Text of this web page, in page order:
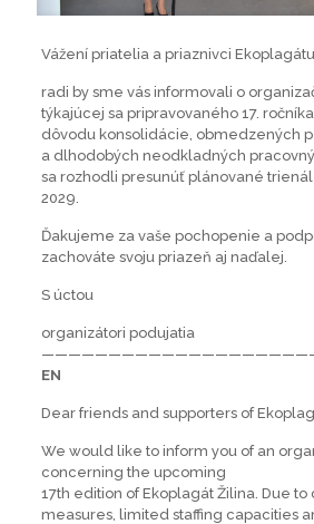
Vážení priatelia a priaznivci Ekoplagátu,
radi by sme vás informovali o
týkajúcej sa pripravovaného 17.
dôvodu konsolidácie, obmedzených
a dlhodobých neodkladných
sa rozhodli presunúť plánované
2029.
Ďakujeme za vaše pochopenie a
zachováte svoju priazeň aj naďalej.
S úctou
organizátori podujatia
EN
Dear friends and supporters of
We would like to inform you of an
concerning the upcoming
17th edition of Ekoplagát Žilina. Due to
measures, limited staffing capacities